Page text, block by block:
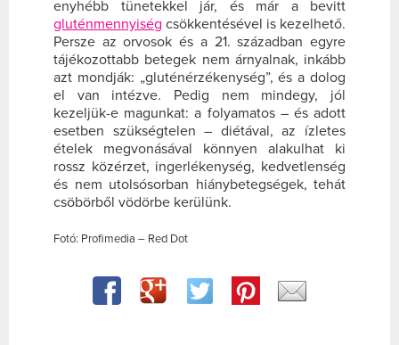
enyhébb tünetekkel jár, és már a bevitt
gluténmennyiség csökkentésével is kezelhető.
Persze az orvosok és a 21. században egyre
tájékozottabb betegek nem árnyalnak, inkább
azt mondják: „gluténérzékenység”, és a dolog
el van intézve. Pedig nem mindegy, jól
kezeljük-e magunkat: a folyamatos – és adott
esetben szükségtelen – diétával, az ízletes
ételek megvonásával könnyen alakulhat ki
rossz közérzet, ingerlékenység, kedvetlenség
és nem utolsósorban hiánybetegségek, tehát
csöbörből vödörbe kerülünk.
Fotó: Profimedia – Red Dot